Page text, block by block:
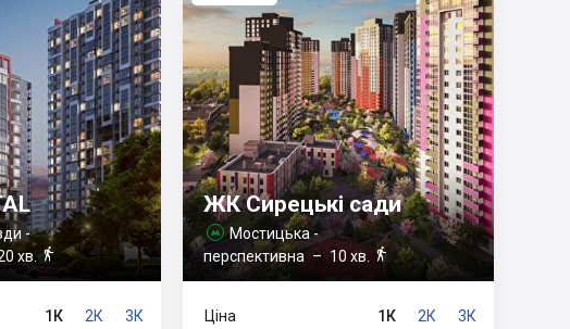
-
хв. 
1К 2К 3К
ЖК Сирецькі сади

Мостицька -
перспективна – 10 хв. 
1К 2К 3К
Ціна